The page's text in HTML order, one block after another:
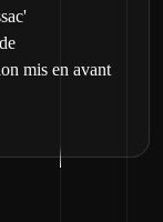
mis en avant